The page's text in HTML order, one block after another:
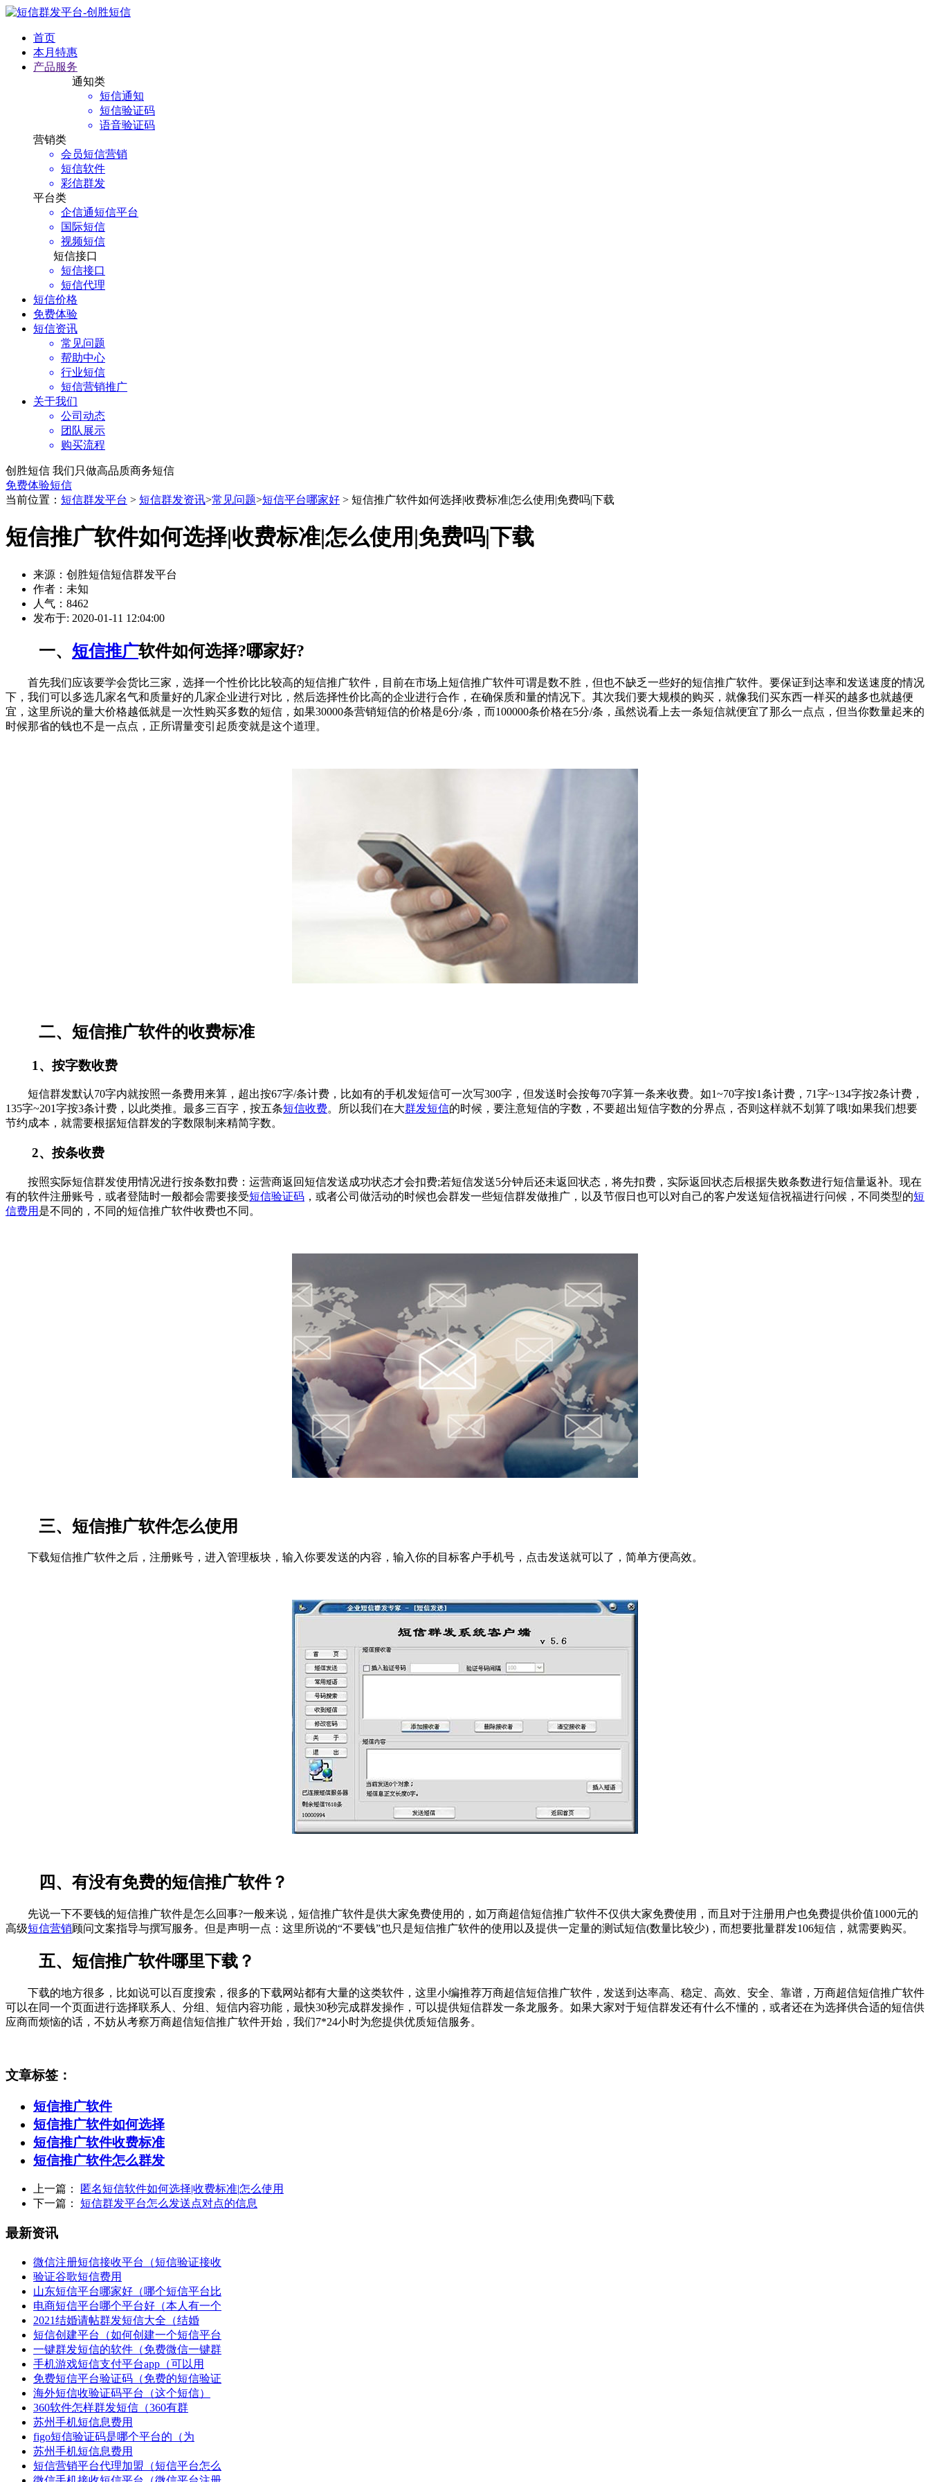
首页
本月特惠
产品服务
通知类
短信通知
短信验证码
语音验证码
营销类
会员短信营销
短信软件
彩信群发
平台类
企信通短信平台
国际短信
视频短信
短信接口
短信接口
短信代理
短信价格
免费体验
短信资讯
常见问题
帮助中心
行业短信
短信营销推广
关于我们
公司动态
团队展示
购买流程
创胜短信 我们只做高品质商务短信
免费体验短信
当前位置： 短信群发平台 > 短信群发资讯>常见问题>短信平台哪家好 > 短信推广软件如何选择|收费标准|怎么使用|免费吗|下载
短信推广软件如何选择|收费标准|怎么使用|免费吗|下载
来源：创胜短信短信群发平台
作者：未知
人气：8462
发布于: 2020-01-11 12:04:00
一、 短信推广软件如何选择?哪家好?
首先我们应该要学会货比三家，选择一个性价比比较高的短信推广软件，目前在市场上短信推广软件可谓是数不胜，但也不缺乏一些好的短信推广软件。要保证到达率和发送速度的情况
下，我们可以多选几家名气和质量好的几家企业进行对比，然后选择性价比高的企业进行合作，在确保质和量的情况下。其次我们要大规模的购买，就像我们买东西一样买的越多也就越便
宜，这里所说的量大价格越低就是一次性购买多数的短信，如果30000条营销短信的价格是6分/条，而100000条价格在5分/条，虽然说看上去一条短信就便宜了那么一点点，但当你数量起来的
时候那省的钱也不是一点点，正所谓量变引起质变就是这个道理。
二、短信推广软件的收费标准
1、按字数收费
短信群发默认70字内就按照一条费用来算，超出按67字/条计费，比如有的手机发短信可一次写300字，但发送时会按每70字算一条来收费。如1~70字按1条计费，71字~134字按2条计费，
135字~201字按3条计费，以此类推。最多三百字，按五条短信收费。所以我们在大群发短信的时候，要注意短信的字数，不要超出短信字数的分界点，否则这样就不划算了哦!如果我们想要
节约成本，就需要根据短信群发的字数限制来精简字数。
2、按条收费
按照实际短信群发使用情况进行按条数扣费：运营商返回短信发送成功状态才会扣费;若短信发送5分钟后还未返回状态，将先扣费，实际返回状态后根据失败条数进行短信量返补。现在
有的软件注册账号，或者登陆时一般都会需要接受短信验证码 ，或者公司做活动的时候也会群发一些短信群发做推广，以及节假日也可以对自己的客户发送短信祝福进行问候，不同类型的短
信费用 是不同的，不同的短信推广软件收费也不同。
三、短信推广软件怎么使用
下载短信推广软件之后，注册账号，进入管理板块，输入你要发送的内容，输入你的目标客户手机号，点击发送就可以了，简单方便高效。
四、有没有免费的短信推广软件？
先说一下不要钱的短信推广软件是怎么回事?一般来说，短信推广软件是供大家免费使用的，如万商超信短信推广软件不仅供大家免费使用，而且对于注册用户也免费提供价值1000元的
高级短信营销顾问文案指导与撰写服务。但是声明一点：这里所说的“不要钱”也只是短信推广软件的使用以及提供一定量的测试短信(数量比较少)，而想要批量群发106短信，就需要购买。
五、短信推广软件哪里下载？
下载的地方很多，比如说可以百度搜索，很多的下载网站都有大量的这类软件，这里小编推荐万商超信短信推广软件，发送到达率高、稳定、高效、安全、靠谱，万商超信短信推广软件
可以在同一个页面进行选择联系人、分组、短信内容功能，最快30秒完成群发操作，可以提供短信群发一条龙服务。如果大家对于短信群发还有什么不懂的，或者还在为选择供合适的短信供
应商而烦恼的话，不妨从考察万商超信短信推广软件开始，我们7*24小时为您提供优质短信服务。
文章标签：
短信推广软件
短信推广软件如何选择
短信推广软件收费标准
短信推广软件怎么群发
上一篇：
匿名短信软件如何选择|收费标准|怎么使用
下一篇： 短信群发平台怎么发送点对点的信息
最新资讯
微信注册短信接收平台（短信验证接收
验证谷歌短信费用
山东短信平台哪家好（哪个短信平台比
电商短信平台哪个平台好（本人有一个
2021结婚请帖群发短信大全（结婚
短信创建平台（如何创建一个短信平台
一键群发短信的软件（免费微信一键群
手机游戏短信支付平台app（可以用
免费短信平台验证码（免费的短信验证
海外短信收验证码平台（这个短信）
360软件怎样群发短信（360有群
苏州手机短信息费用
figo短信验证码是哪个平台的（为
苏州手机短信息费用
短信营销平台代理加盟（短信平台怎么